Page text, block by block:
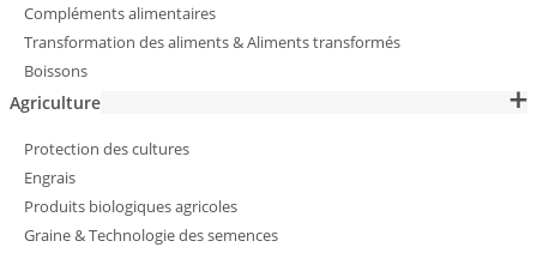
Compléments alimentaires
Transformation des aliments & Aliments transformés
Boissons
Agriculture
Protection des cultures
Engrais
Produits biologiques agricoles
Graine & Technologie des semences